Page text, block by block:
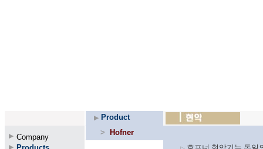
▶ Product
▶
▶
Company
> Hofner